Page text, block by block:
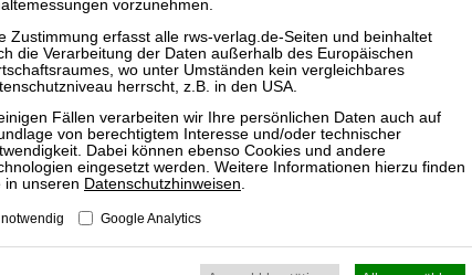
Sorgfalt die Möglichkeit, dass das Fahrrad auf die Straße
könne, erkannt und sich dementsprechend verhalten.
Unterschied machen, ob das Fahrrad zufällig nach links
ein parkendes Fahrzeug) rolle, unterstelle er einen
konkreten Fall gerade nicht realisiert habe und die
Anderenfalls müsse man das gleiche Argument reziprok
Beschädigung eines parkenden Fahrzeugs gelten lassen,
Ergebnissen führen würde. Die Gefahr eines
auch - aus der Bewegung des Fahrzeuges des Klägers,
Bewegung "zur falschen Zeit am falschen Ort" befunden
Haftungsfrage mangels Schadenseintritts gar nicht stellen
Datenschutzhinweisen.
notwendig Google Analytics